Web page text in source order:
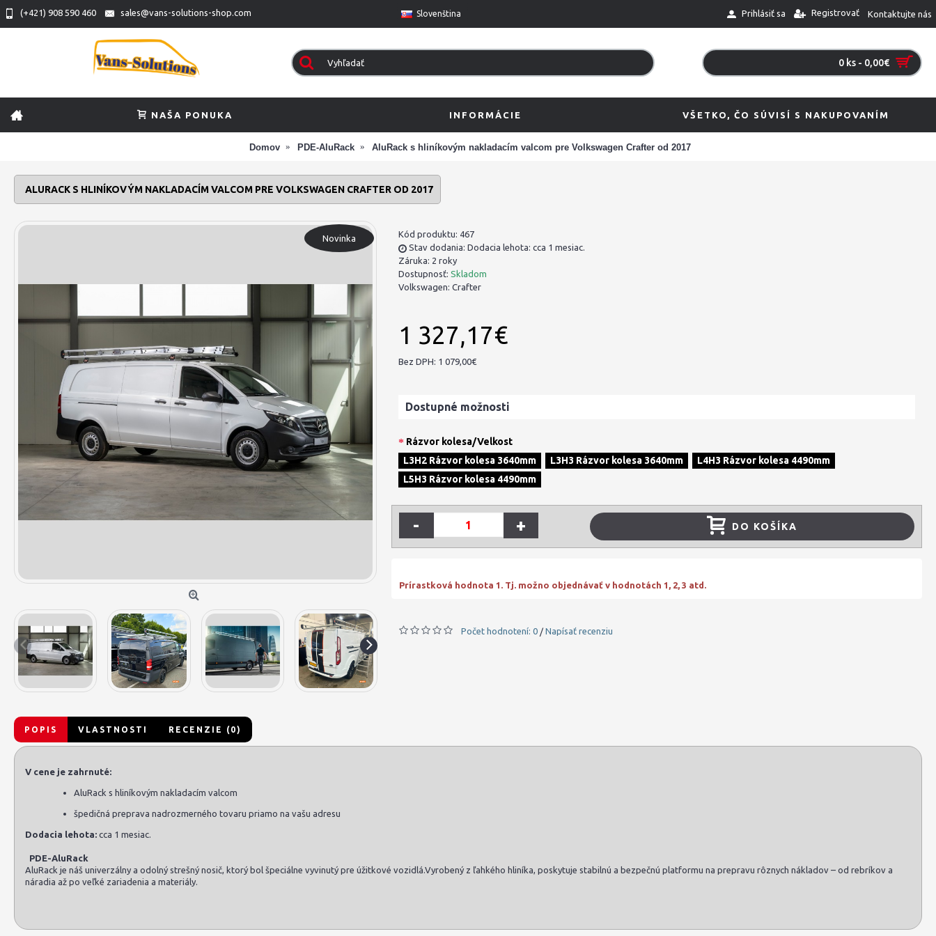
(+421) 908 590 460 sales@vans-solutions-shop.com Slovenština Prihlásiť sa Registrovať Kontaktujte nás
0 ks - 0,00€
NAŠA PONUKA INFORMÁCIE VŠETKO, ČO SÚVISÍ S NAKUPOVANÍM
Domov PDE-AluRack AluRack s hliníkovým nakladacím valcom pre Volkswagen Crafter od 2017
ALURACK S HLINÍKOVÝM NAKLADACÍM VALCOM PRE VOLKSWAGEN CRAFTER OD 2017
Novinka Kód produktu: 467
Stav dodania: Dodacia lehota: cca 1 mesiac.
Záruka: 2 roky
Dostupnosť: Skladom
Volkswagen: Crafter
1 327,17€
Bez DPH: 1 079,00€
Dostupné možnosti
Rázvor kolesa/Velkost
L3H2 Rázvor kolesa 3640mm
L3H3 Rázvor kolesa 3640mm
L4H3 Rázvor kolesa 4490mm
L5H3 Rázvor kolesa 4490mm
- + DO KOŠÍKA
Prírastková hodnota 1. Tj. možno objednávať v hodnotách 1, 2, 3 atd.
Počet hodnotení: 0/ Napísať recenziu
POPIS VLASTNOSTI RECENZIE (0)
V cene je zahrnuté:
AluRack s hliníkovým nakladacím valcom
špedičná preprava nadrozmerného tovaru priamo na vašu adresu
Dodacia lehota: cca 1 mesiac.
PDE-AluRack
AluRack je náš univerzálny a odolný strešný nosič, ktorý bol špeciálne vyvinutý pre úžitkové vozidlá.Vyrobený z ľahkého hliníka, poskytuje stabilnú a bezpečnú platformu na prepravu rôznych nákladov – od rebríkov a
náradia až po veľké zariadenia a materiály.